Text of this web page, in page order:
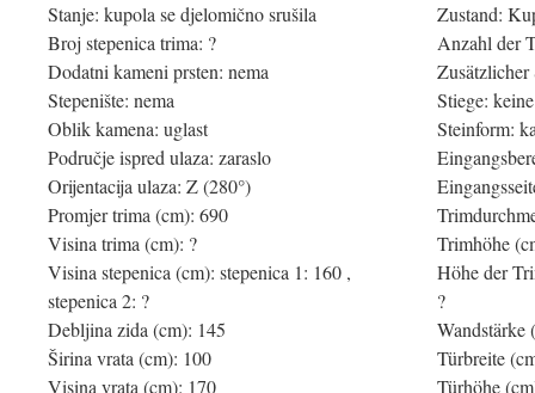
Stanje: kupola se djelomično srušila
Broj stepenica trima: ?
Dodatni kameni prsten: nema
Stepenište: nema
Oblik kamena: uglast
Područje ispred ulaza: zaraslo
Orijentacija ulaza: Z (280°)
Promjer trima (cm): 690
Visina trima (cm): ?
Visina stepenica (cm): stepenica 1: 160 ,
stepenica 2: ?
Debljina zida (cm): 145
Širina vrata (cm): 100
Visina vrata (cm): 170
Zustand:
Anzahl der
Stiege: keine
Steinform:
Trimhöhe
Höhe der
?
Wandstärke
Türbreite
Türhöhe